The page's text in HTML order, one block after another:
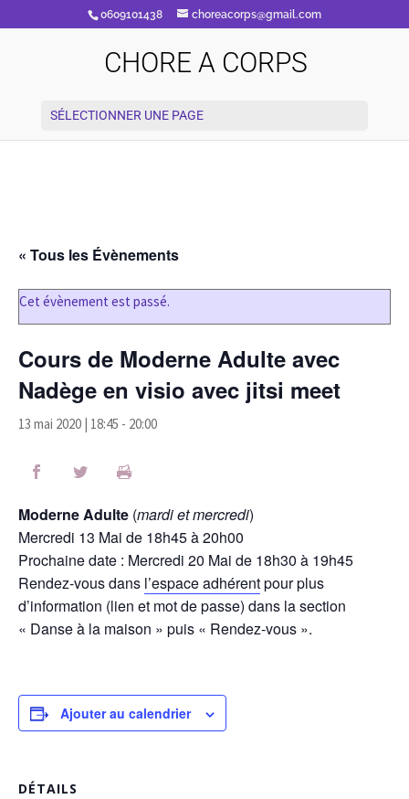
0609101438 choreacorps@gmail.com
CHORE A CORPS
SÉLECTIONNER UNE PAGE
« Tous les Évènements
Cet évènement est passé.
Cours de Moderne Adulte avec
Nadège en visio avec jitsi meet
13 mai 2020 | 18:45 - 20:00
Moderne Adulte (mardi et mercredi)
Mercredi 13 Mai de 18h45 à 20h00
Prochaine date : Mercredi 20 Mai de 18h30 à 19h45
Rendez-vous dans l’espace adhérentpour plus
d’information (lien et mot de passe) dans la section
« Danse à la maison » puis « Rendez-vous ».
Ajouter au calendrier
DÉTAILS